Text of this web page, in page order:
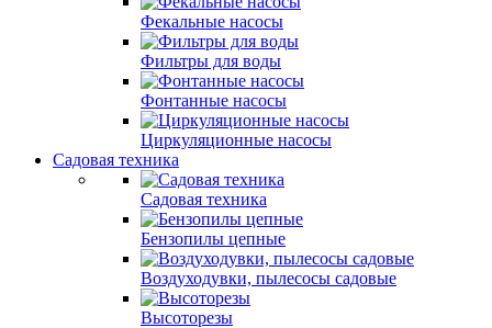
Фекальные насосы
Фильтры для воды
Фонтанные насосы
Циркуляционные насосы
Садовая техника
Садовая техника
Бензопилы цепные
Воздуходувки, пылесосы садовые
Высоторезы